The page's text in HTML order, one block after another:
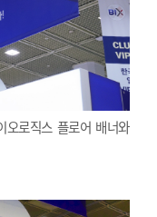
오로직스 플로어 배너와